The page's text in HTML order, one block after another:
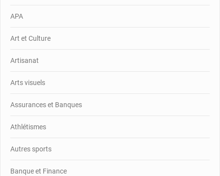
APA
Art et Culture
Artisanat
Arts visuels
Assurances et Banques
Athlétismes
Autres sports
Banque et Finance